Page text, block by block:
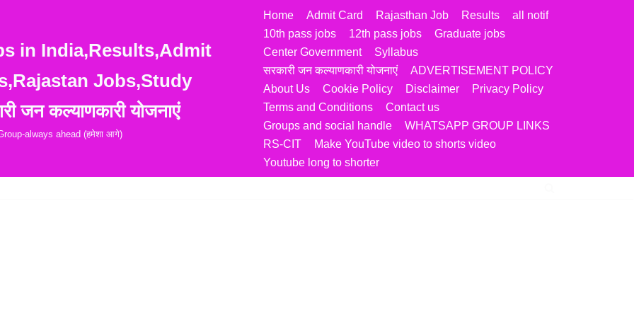
in India,Results,Admit
Jobs,Study
जन कल्याणकारी योजनाएं
always ahead (हमेशा आगे)
Home Admit Card Rajasthan Job Results
all notif
10th pass jobs
12th pass jobs
Graduate jobs
Center Government
Syllabus
सरकारी जन कल्याणकारी योजनाएं
ADVERTISEMENT POLICY
About Us
Cookie Policy Disclaimer
Privacy Policy
Terms and Conditions
Contact us
Groups and social handle
WHATSAPP GROUP LINKS
RS-CIT
Make YouTube video to shorts video
Youtube long to shorter